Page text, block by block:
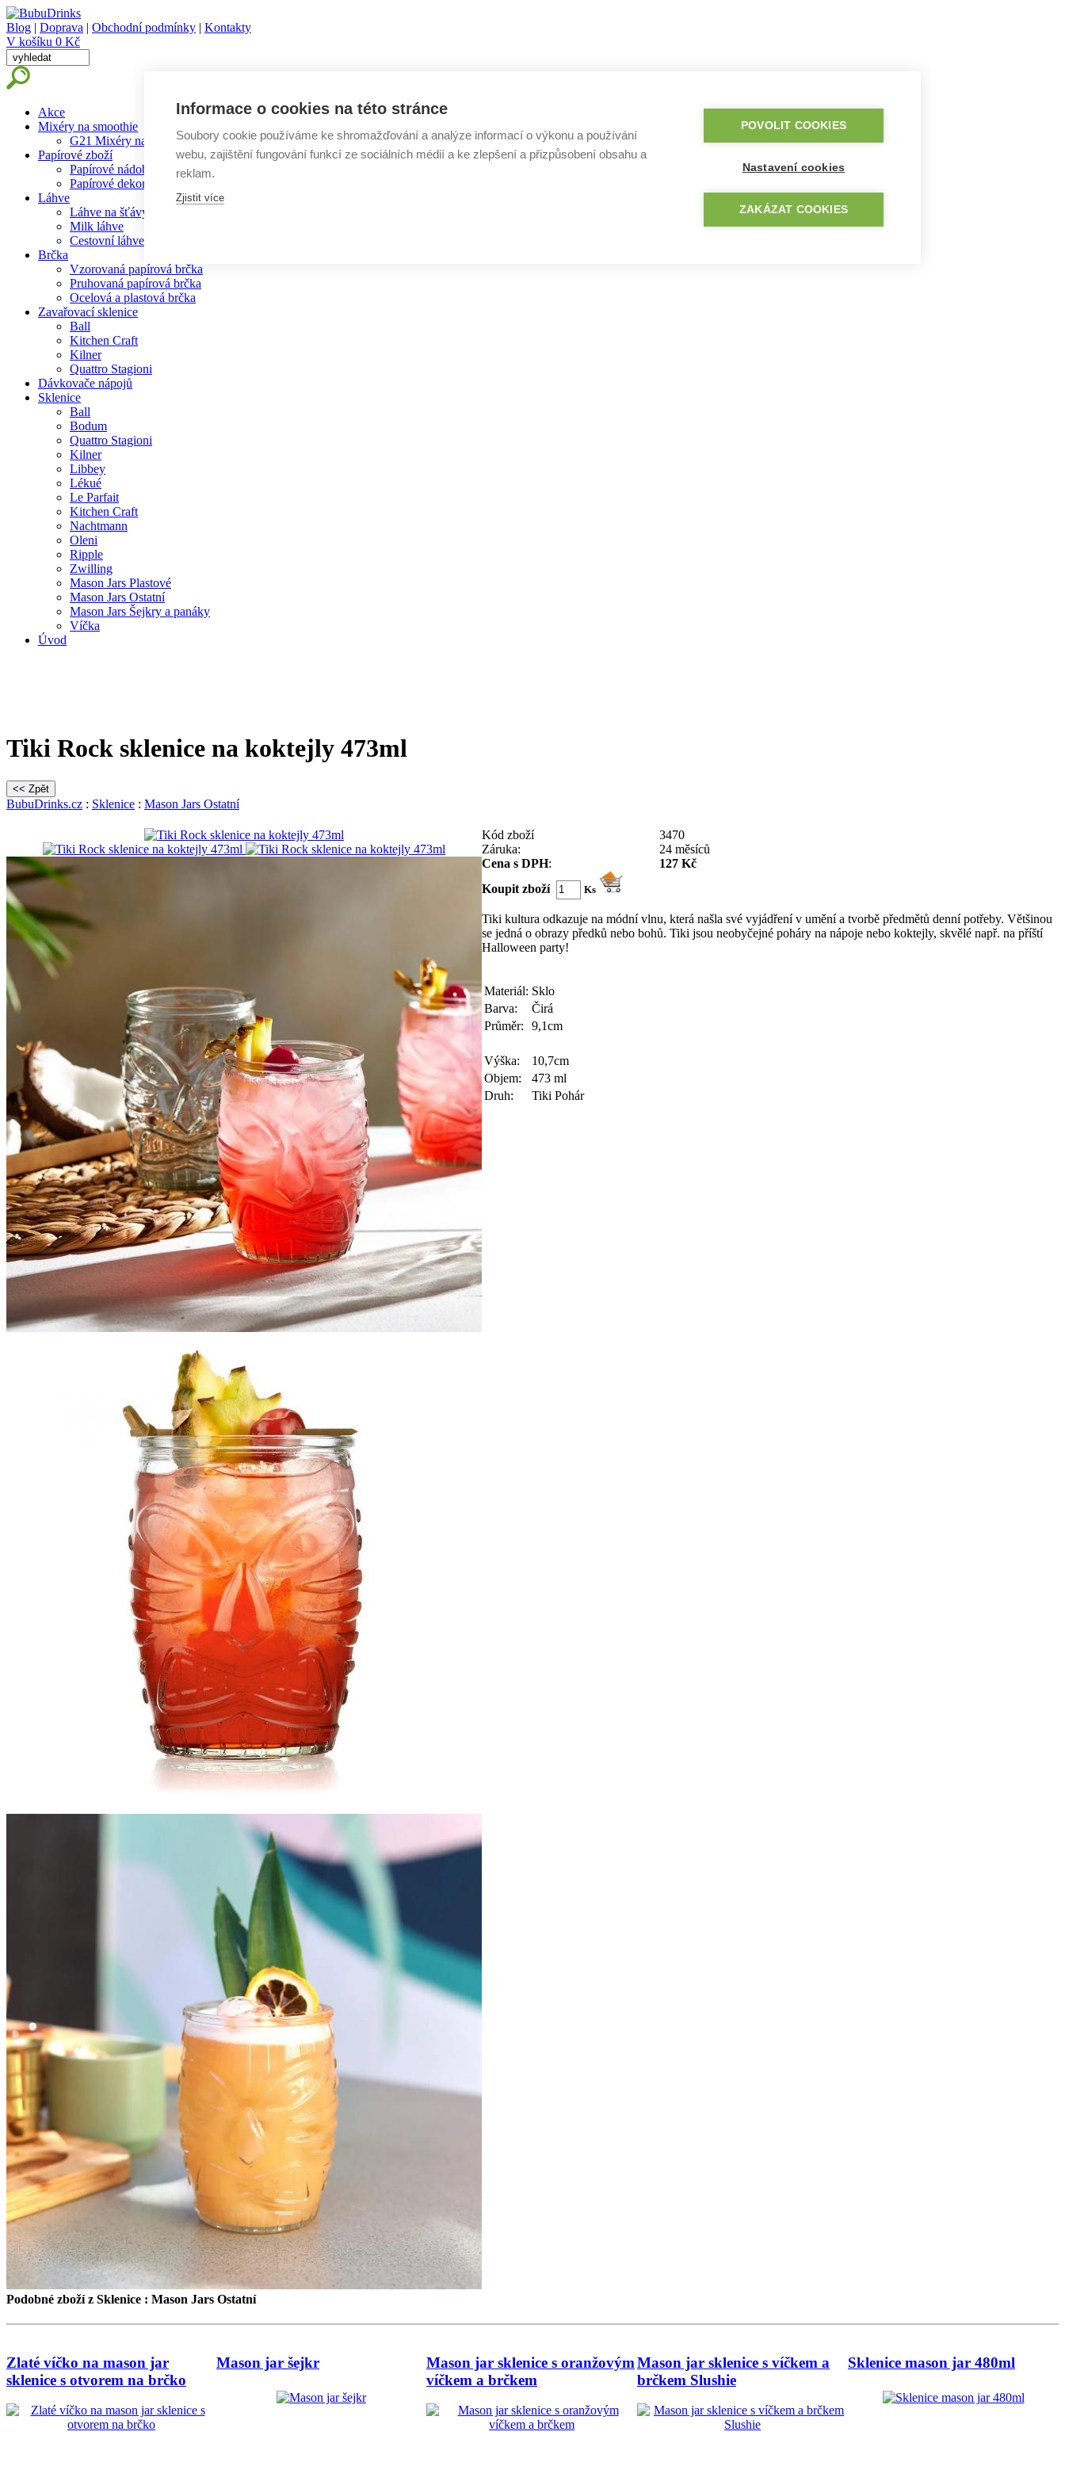
Blog | Doprava | Obchodní podmínky | Kontakty
V košíku 0 Kč
Akce
Mixéry na smoothie
G21 Mixéry na smoothie
Papírové zboží
Papírové nádobí
Papírové dekorace
Láhve
Láhve na šťávy
Milk láhve
Cestovní láhve
Brčka
Vzorovaná papírová brčka
Pruhovaná papírová brčka
Ocelová a plastová brčka
Zavařovací sklenice
Ball
Kitchen Craft
Kilner
Quattro Stagioni
Dávkovače nápojů
Sklenice
Ball
Bodum
Quattro Stagioni
Kilner
Libbey
Lékué
Le Parfait
Kitchen Craft
Nachtmann
Oleni
Ripple
Zwilling
Mason Jars Plastové
Mason Jars Ostatní
Mason Jars Šejkry a panáky
Víčka
Úvod
Tiki Rock sklenice na koktejly 473ml
BubuDrinks.cz : Sklenice : Mason Jars Ostatní
Kód zboží
3470
Záruka:
24 měsíců
Cena s DPH:
127 Kč
Koupit zboží
Ks
Tiki kultura odkazuje na módní vlnu, která našla své vyjádření v umění a tvorbě předmětů denní potřeby. Většinou
se jedná o obrazy předků nebo bohů. Tiki jsou neobyčejné poháry na nápoje nebo koktejly, skvělé např. na příští
Halloween party!
Materiál: Sklo
Barva:
Čirá
Průměr:
9,1cm
Výška:
10,7cm
Objem:
473 ml
Druh:
Tiki Pohár
Podobné zboží z Sklenice : Mason Jars Ostatní
Zlaté víčko na mason jar
sklenice s otvorem na brčko
Mason jar šejkr
Mason jar sklenice s oranžovým
víčkem a brčkem
Mason jar sklenice s víčkem a
brčkem Slushie
Sklenice mason jar 480ml
Informace o cookies na této stránce
Soubory cookie používáme ke shromažďování a analýze informací o výkonu a používání
webu, zajištění fungování funkcí ze sociálních médií a ke zlepšení a přizpůsobení obsahu a
reklam.
Zjistit více
POVOLIT COOKIES
Nastavení cookies
ZAKÁZAT COOKIES